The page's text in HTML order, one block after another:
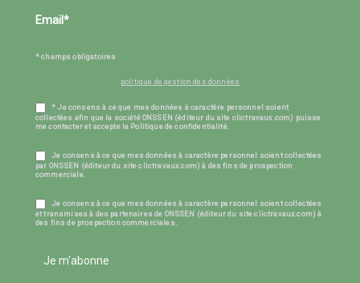
* champs obligatoires
politique de gestion des données
* Je consens à ce que mes données à caractère personnel soient
collectées afin que la société ONSSEN (éditeur du site clictravaux.com) puisse
me contacter et accepte la Politique de confidentialité.
Je consens à ce que mes données à caractère personnel soient collectées
par ONSSEN (éditeur du site clictravaux.com) à des fins de prospection
commerciale.
Je consens à ce que mes données à caractère personnel soient collectées
et transmises à des partenaires de ONSSEN (éditeur du site clictravaux.com) à
des fins de prospection commerciales.
Je m'abonne